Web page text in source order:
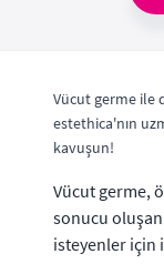
Vücut germe ile
estethica'nın
kavuşun!
Vücut germe,
sonucu
isteyenler için